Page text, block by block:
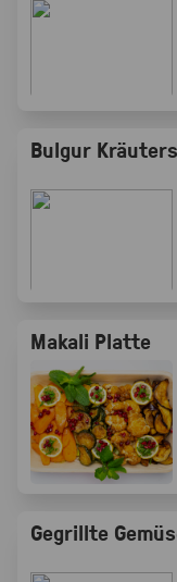
Bulgur
Makali Platte
Gegrillte